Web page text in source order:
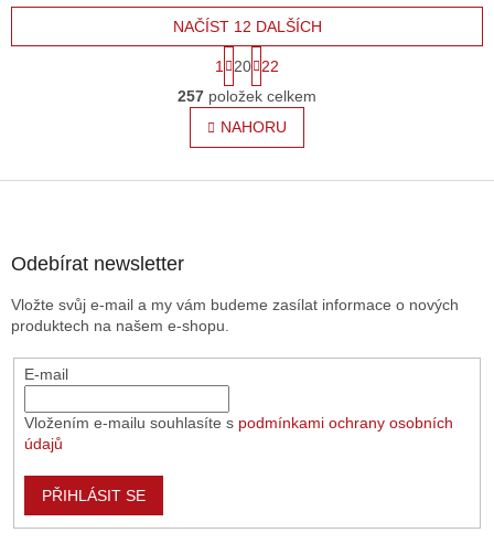
O
v
l
á
k
v
i
NAČÍST 12 DALŠÍCH
t
r
á
n
k
v
1 20
22
257 položek celkem
NAHORU
Odebírat newsletter
Vložte svůj e-mail a my vám budeme zasílat informace o nových
produktech na našem e-shopu.
E-mail
Vložením e-mailu souhlasíte s podmínkami ochrany osobních
údajů
PŘIHLÁSIT SE